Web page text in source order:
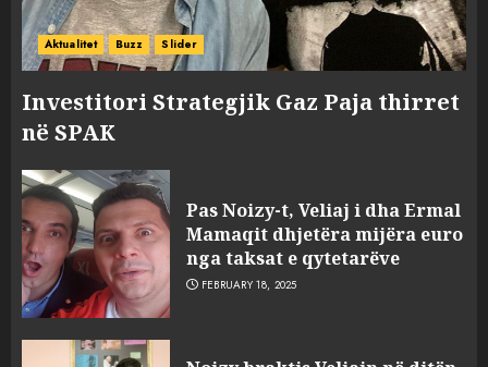
Aktualitet Buzz Slider
Investitori Strategjik Gaz Paja thirret
në SPAK
Pas Noizy-t, Veliaj i dha Ermal
Mamaqit dhjetëra mijëra euro
nga taksat e qytetarëve
FEBRUARY 18, 2025
3
sulmuan “One Albania”,
ngjarja u fsheh. A u vodhën
serverat?